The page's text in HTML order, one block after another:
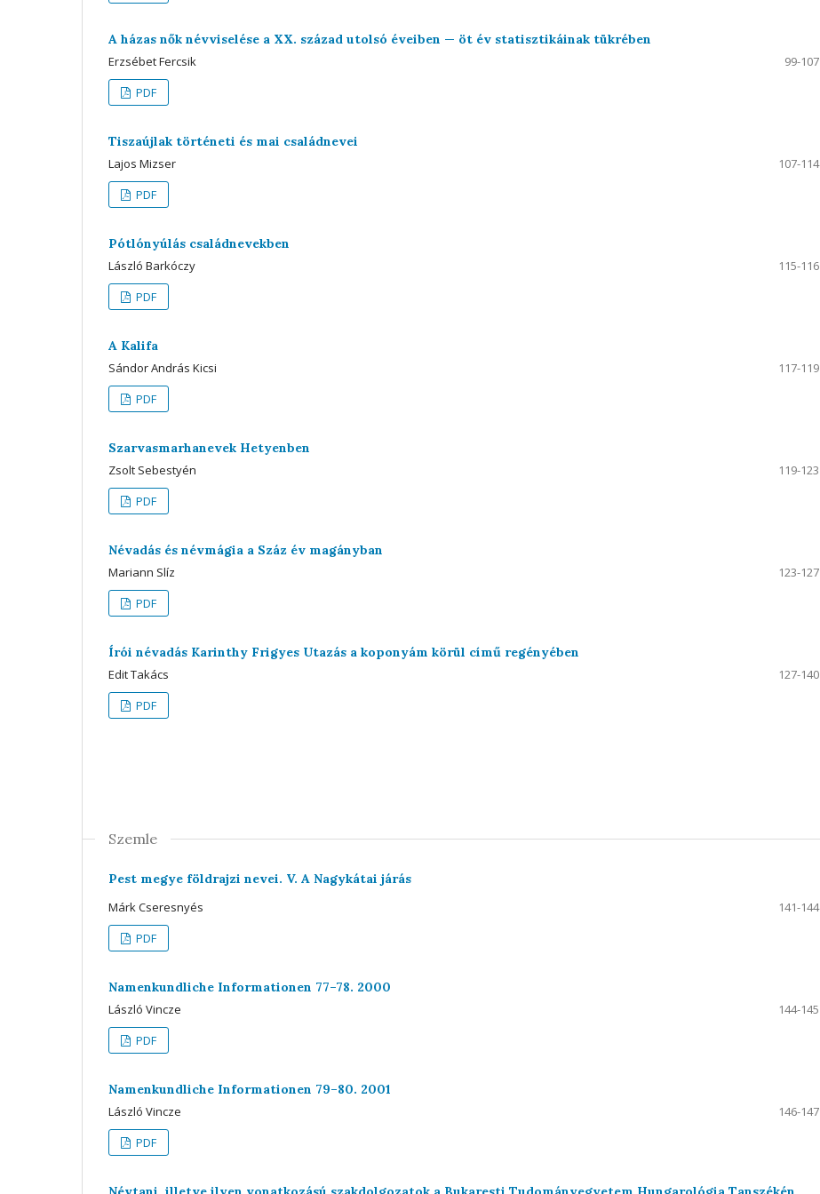
A házas nők névviselése a XX. század utolsó éveiben — öt év statisztikáinak tükrében
Erzsébet Fercsik
99-107
PDF
Tiszaújlak történeti és mai családnevei
Lajos Mizser
107-114
PDF
Pótlónyúlás családnevekben
László Barkóczy
115-116
PDF
A Kalifa
Sándor András Kicsi
117-119
PDF
Szarvasmarhanevek Hetyenben
Zsolt Sebestyén
119-123
PDF
Névadás és névmágia a Száz év magányban
Mariann Slíz
123-127
PDF
Írói névadás Karinthy Frigyes Utazás a koponyám körül című regényében
Edit Takács
127-140
PDF
Szemle
Pest megye földrajzi nevei. V. A Nagykátai járás
Márk Cseresnyés
141-144
PDF
Namenkundliche Informationen 77–78. 2000
László Vincze
144-145
PDF
Namenkundliche Informationen 79–80. 2001
László Vincze
146-147
PDF